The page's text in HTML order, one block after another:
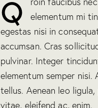
Q
elementum mi
egestas nisi in
accumsan. Cras
pulvinar. Integer
elementum semper nisi.
tellus. Aenean leo
vitae, eleifend ac, enim.